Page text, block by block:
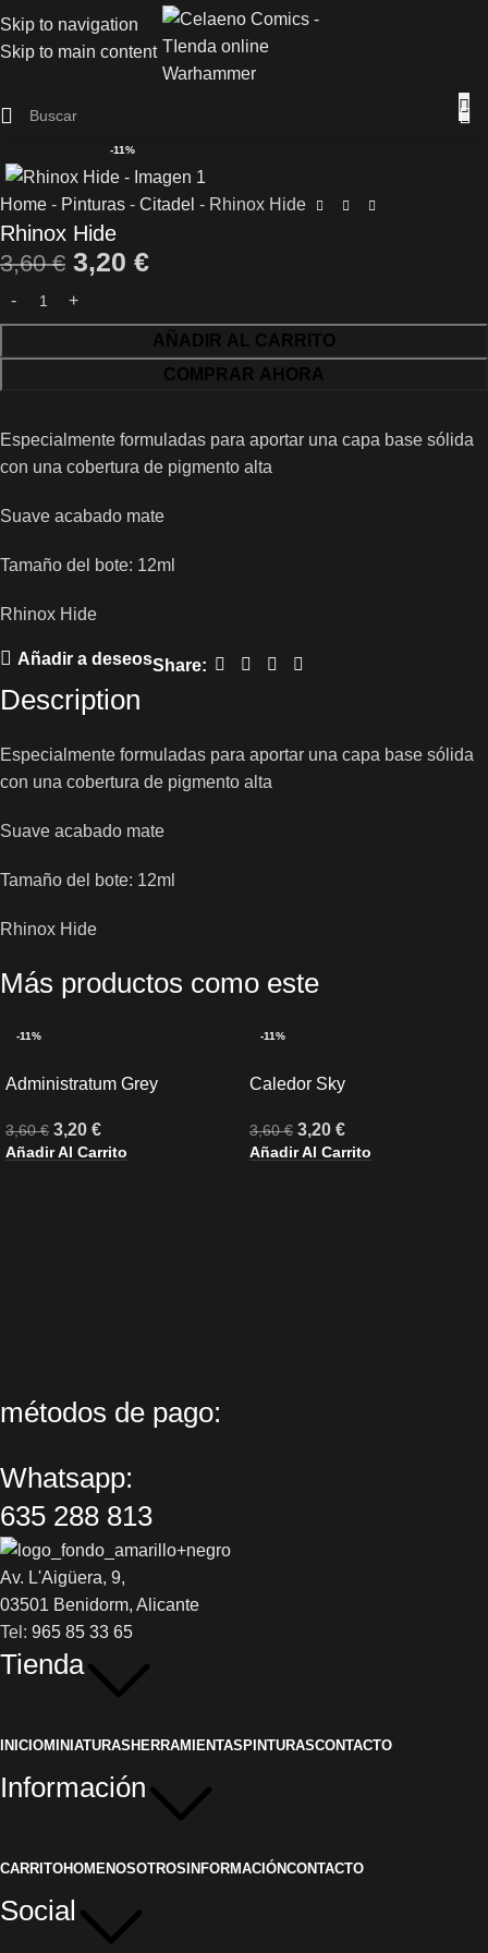
Skip to navigation
Skip to main content
-11%
Home - Pinturas - Citadel - Rhinox Hide
Rhinox Hide
3,60€ 3,20 €
AÑADIR AL CARRITO
COMPRAR AHORA
Especialmente formuladas para aportar una capa base sólida
con una cobertura de pigmento alta
Suave acabado mate
Tamaño del bote: 12ml
Rhinox Hide
Añadir a deseosShare:
Description
Especialmente formuladas para aportar una capa base sólida
con una cobertura de pigmento alta
Suave acabado mate
Tamaño del bote: 12ml
Rhinox Hide
Más productos como este
-11%
Administratum Grey
3,60€ 3,20 €
Añadir Al Carrito
-11%
Caledor Sky
3,60€ 3,20 €
Añadir Al Carrito
métodos de pago:
Whatsapp:
635 288 813
Av. L'Aigüera, 9,
03501 Benidorm, Alicante
Tel: 965 85 33 65
Tienda
INICIOMINIATURAS HERRAMIENTAS PINTURASCONTACTO
Información
CARRITOHOMENOSOTROS INFORMACIÓNCONTACTO
Social